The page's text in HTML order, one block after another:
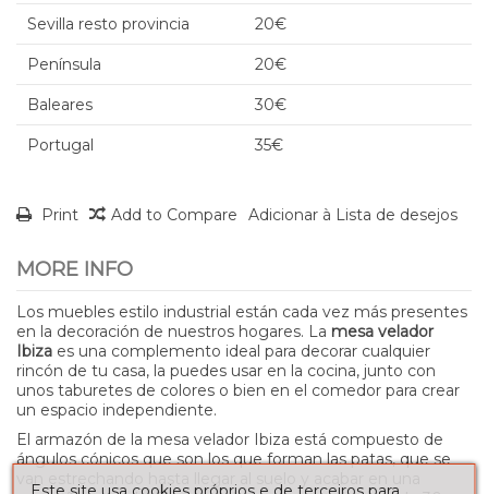
Sevilla resto provincia 20€
Península 20€
Baleares 30€
Portugal 35€
Print Add to Compare Adicionar à Lista de desejos
MORE INFO
Los muebles estilo industrial están cada vez más presentes
en la decoración de nuestros hogares. La mesa velador
Ibiza es una complemento ideal para decorar cualquier
rincón de tu casa, la puedes usar en la cocina, junto con
unos taburetes de colores o bien en el comedor para crear
un espacio independiente.
El armazón de la mesa velador Ibiza está compuesto de
ángulos cónicos que son los que forman las patas, que se